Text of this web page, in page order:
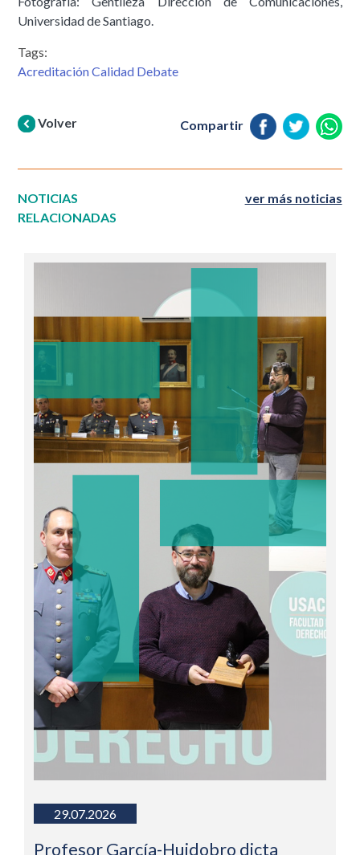
Universidad de Santiago.
Tags:
Acreditación Calidad Debate
Volver Compartir
NOTICIAS
RELACIONADAS
ver más noticias
29.07.2026
Profesor García-Huidobro dicta